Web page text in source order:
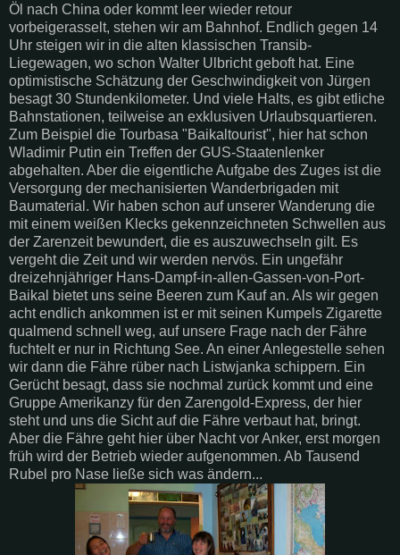
Öl nach China oder kommt leer wieder retour
vorbeigerasselt, stehen wir am Bahnhof. Endlich gegen 14
Uhr steigen wir in die alten klassischen Transib-
Liegewagen, wo schon Walter Ulbricht geboft hat. Eine
optimistische Schätzung der Geschwindigkeit von Jürgen
besagt 30 Stundenkilometer. Und viele Halts, es gibt etliche
Bahnstationen, teilweise an exklusiven Urlaubsquartieren.
Zum Beispiel die Tourbasa "Baikaltourist", hier hat schon
Wladimir Putin ein Treffen der GUS-Staatenlenker
abgehalten. Aber die eigentliche Aufgabe des Zuges ist die
Versorgung der mechanisierten Wanderbrigaden mit
Baumaterial. Wir haben schon auf unserer Wanderung die
mit einem weißen Klecks gekennzeichneten Schwellen aus
der Zarenzeit bewundert, die es auszuwechseln gilt. Es
vergeht die Zeit und wir werden nervös. Ein ungefähr
dreizehnjähriger Hans-Dampf-in-allen-Gassen-von-Port-
Baikal bietet uns seine Beeren zum Kauf an. Als wir gegen
acht endlich ankommen ist er mit seinen Kumpels Zigarette
qualmend schnell weg, auf unsere Frage nach der Fähre
fuchtelt er nur in Richtung See. An einer Anlegestelle sehen
wir dann die Fähre rüber nach Listwjanka schippern. Ein
Gerücht besagt, dass sie nochmal zurück kommt und eine
Gruppe Amerikanzy für den Zarengold-Express, der hier
steht und uns die Sicht auf die Fähre verbaut hat, bringt.
Aber die Fähre geht hier über Nacht vor Anker, erst morgen
früh wird der Betrieb wieder aufgenommen. Ab Tausend
Rubel pro Nase ließe sich was ändern...